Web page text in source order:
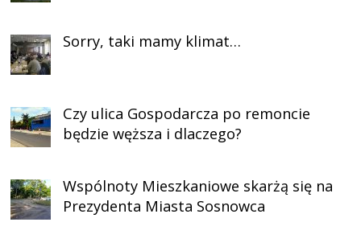
Sorry, taki mamy klimat…
Czy ulica Gospodarcza po remoncie
będzie węższa i dlaczego?
Wspólnoty Mieszkaniowe skarżą się na
Prezydenta Miasta Sosnowca